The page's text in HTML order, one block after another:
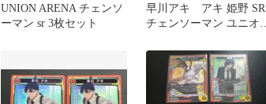
UNION ARENA チェンソ
ーマン sr 3枚セット
早川アキ アキ 姫野 SR
チェンソーマン ユニオン